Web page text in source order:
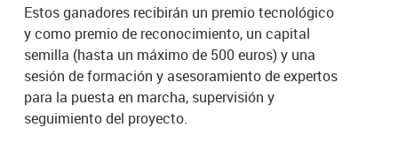
Estos ganadores recibirán un premio tecnológico
y como premio de reconocimiento, un capital
semilla (hasta un máximo de 500 euros) y una
sesión de formación y asesoramiento de expertos
para la puesta en marcha, supervisión y
seguimiento del proyecto.